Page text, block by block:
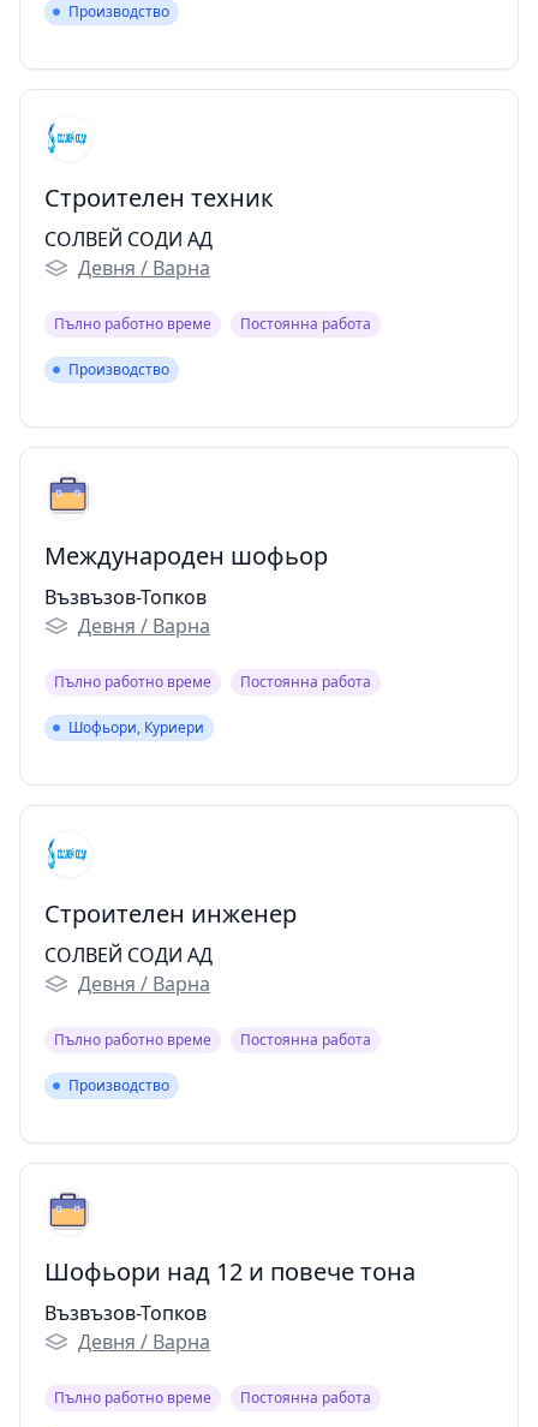
Производство
Производство
Строителен техник
СОЛВЕЙ СОДИ АД
Девня / Варна
Пълно работно време Постоянна работа
Производство
Производство
Международен шофьор
Възвъзов-Топков
Девня / Варна
Пълно работно време Постоянна работа
Шофьори, Куриери
Шофьори, Куриери
Строителен инженер
СОЛВЕЙ СОДИ АД
Девня / Варна
Пълно работно време Постоянна работа
Производство
Производство
Шофьори над 12 и повече тона
Възвъзов-Топков
Девня / Варна
Пълно работно време Постоянна работа